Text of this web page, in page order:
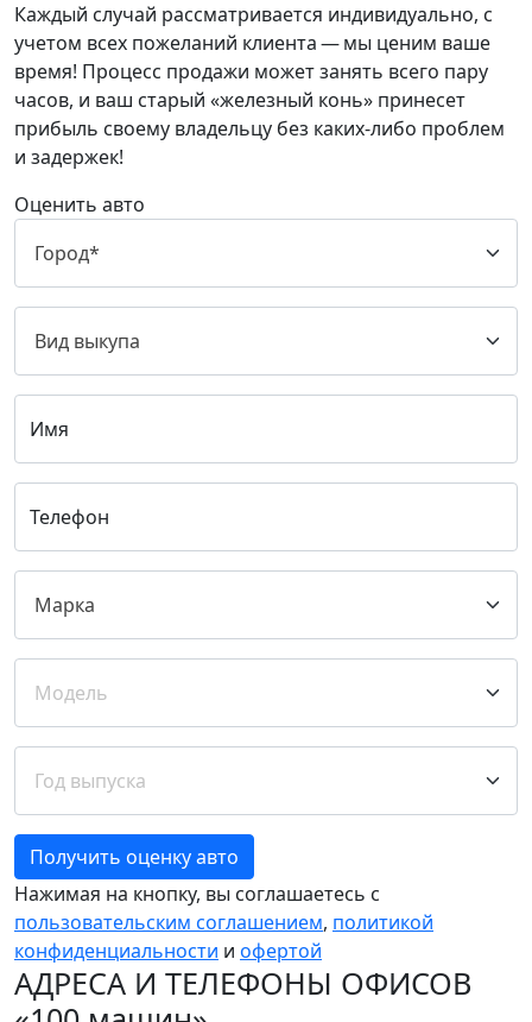
Каждый случай рассматривается индивидуально, с
учетом всех пожеланий клиента — мы ценим ваше
время! Процесс продажи может занять всего пару
часов, и ваш старый «железный конь» принесет
прибыль своему владельцу без каких-либо проблем
и задержек!
Оценить авто
Имя
Телефон
Получить оценку авто
Нажимая на кнопку, вы соглашаетесь с
пользовательским соглашением, политикой
конфиденциальности и офертой
АДРЕСА И ТЕЛЕФОНЫ ОФИСОВ